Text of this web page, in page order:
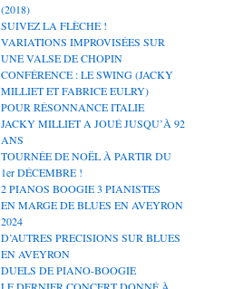
(2018)
SUIVEZ LA FLÈCHE !
VARIATIONS IMPROVISÉES SUR
UNE VALSE DE CHOPIN
CONFÉRENCE : LE SWING (JACKY
MILLIET ET FABRICE EULRY)
POUR RÉSONNANCE ITALIE
JACKY MILLIET A JOUÉ JUSQU’À 92
ANS
TOURNÉE DE NOËL À PARTIR DU
1er DÉCEMBRE !
2 PIANOS BOOGIE 3 PIANISTES
EN MARGE DE BLUES EN AVEYRON
2024
D’AUTRES PRECISIONS SUR BLUES
EN AVEYRON
DUELS DE PIANO-BOOGIE